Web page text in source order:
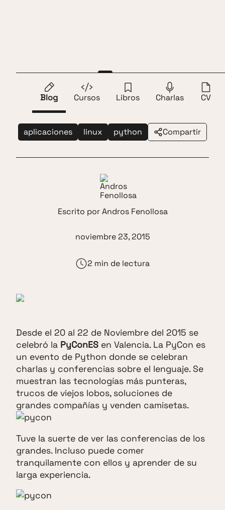
Saltar al contenido
Blog
Cursos Libros Charlas CV
PyConES 2015
aplicaciones linux python Compartir
Desde el 20 al 22 de Noviembre del 2015 se
celebró la PyConES en Valencia. La PyCon es
un evento de Python donde se celebran
charlas y conferencias sobre el lenguaje. Se
muestran las tecnologías más punteras,
trucos de viejos lobos, soluciones de
grandes compañías y venden camisetas.
Tuve la suerte de ver las conferencias de los
grandes. Incluso puede comer
tranquilamente con ellos y aprender de su
larga experiencia.
Escrito porAndros Fenollosa
noviembre 23, 2015
2 min de lectura